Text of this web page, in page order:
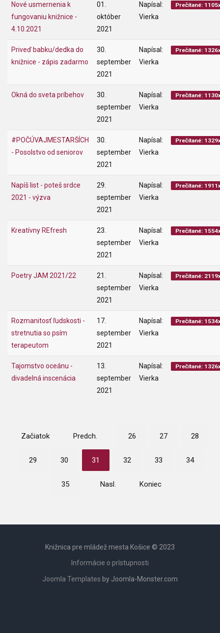
Nové usmernenia k
fungovaniu knižnice -
4.10.2021
01.
október
2021
Napísal:
Vierka
Prečítané:
Priveď babku/dedka do
knižnice - zápis zadarmo
30.
september
2021
Napísal:
Vierka
Prečítané:
Okná do sveta príbehov
30.
september
2021
Napísal:
Vierka
Prečítané:
#POČÚVAJMESTARŠÍCH
- Posolstvo od seniorov
30.
september
2021
Napísal:
Vierka
Prečítané:
Napíš list - poteš srdce
2021 - výzva
29.
september
2021
Napísal:
Vierka
Prečítané:
Kreatívny REfresh
23.
september
2021
Napísal:
Vierka
Prečítané:
Poetry JAM 2021/22
21.
september
2021
Napísal:
Vierka
Prečítané:
Rozmanitosť ľudskosti -
stretnutia so psím
terapeutom
17.
september
2021
Napísal:
Vierka
Prečítané:
Tajomstvo oceánu -
divadelná inscenácia
13.
september
2021
Napísal:
Vierka
Prečítané:
Začiatok Predch. 26 27 28
29 30 31 32 33 34
35 Nasl. Koniec
Knižnica pre mládež mesta Košice © 2023
Informácie o prístupnosti
Joomla Templates by Joomla-Monster.com